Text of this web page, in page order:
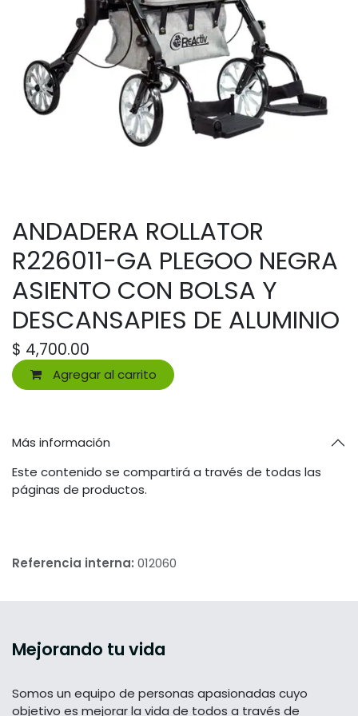
ANDADERA ROLLATOR
R226011-GA PLEGOO NEGRA
ASIENTO CON BOLSA Y
DESCANSAPIES DE ALUMINIO
$ 4,700.00
Agregar al carrito
Más información
Este contenido se compartirá a través de todas las
páginas de productos.
Referencia interna: 012060
Mejorando tu vida
Somos un equipo de personas apasionadas cuyo
objetivo es mejorar la vida de todos a través de